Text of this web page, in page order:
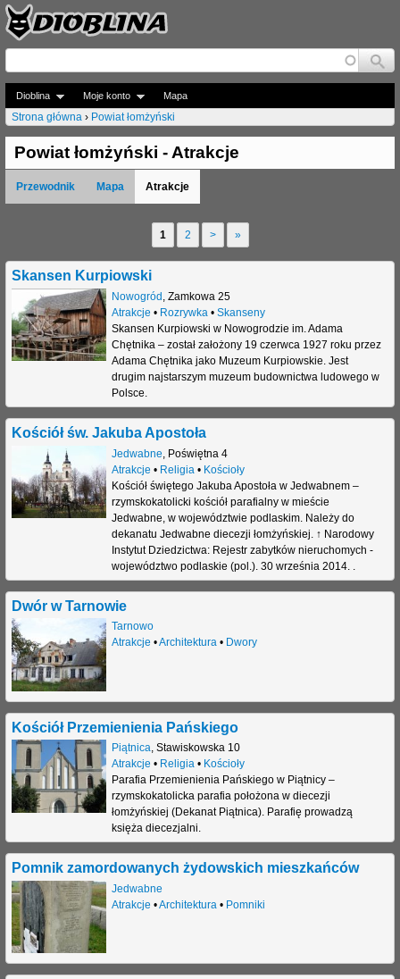
Jump to navigation
Dioblina Moje konto Mapa
J
e
s
ś
t
u
j
Strona główna › Powiat łomżyński
Powiat łomżyński - Atrakcje
Przewodnik Mapa Atrakcje
t
o
n
1 2 > »
Skansen Kurpiowski
Nowogród Zamkowa 25
Atrakcje • Rozrywka • Skanseny
Skansen Kurpiowski w Nowogrodzie im. Adama
Chętnika – został założony 19 czerwca 1927 roku przez
Adama Chętnika jako Muzeum Kurpiowskie. Jest
drugim najstarszym muzeum budownictwa ludowego w
Polsce.
Kościół św. Jakuba Apostoła
Jedwabne Poświętna 4
Atrakcje • Religia • Kościoły
Kościół świętego Jakuba Apostoła w Jedwabnem –
rzymskokatolicki kościół parafialny w mieście
Jedwabne, w województwie podlaskim. Należy do
dekanatu Jedwabne diecezji łomżyńskiej. ↑ Narodowy
Instytut Dziedzictwa: Rejestr zabytków nieruchomych -
województwo podlaskie (pol.). 30 września 2014. .
Dwór w Tarnowie
Tarnowo
Atrakcje •Architektura• Dwory
Kościół Przemienienia Pańskiego
Piątnica, Stawiskowska 10
Atrakcje • Religia• Kościoły
Parafia Przemienienia Pańskiego w Piątnicy –
rzymskokatolicka parafia położona w diecezji
łomżyńskiej (Dekanat Piątnica). Parafię prowadzą
księża diecezjalni.
Pomnik zamordowanych żydowskich mieszkańców
Jedwabne
Atrakcje •Architektura• Pomniki